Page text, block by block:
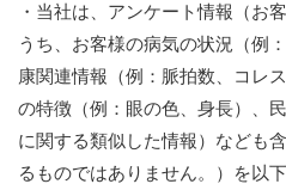
・当社は、アンケート情報（お
うち、お客様の病気の状況（例
康関連情報（例：脈拍数、コレ
の特徴（例：眼の色、身長）、
に関する類似した情報）なども
るものではありません。）を以